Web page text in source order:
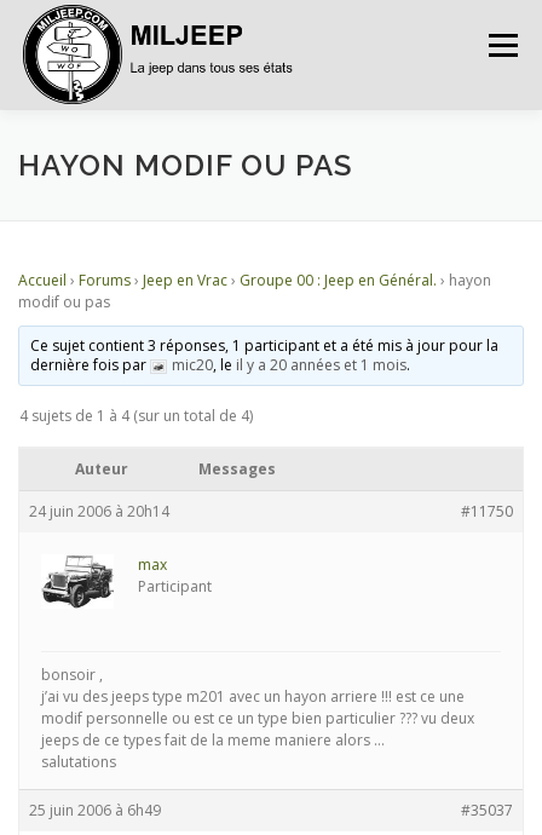
Menu
ACCUEIL ARTICLES PETITES ANNONCES
DOCUMENTATIONS FORUMS S’INSCRIRE
CONNEXION
HAYON MODIF OU PAS
Accueil › Forums› Jeep en Vrac› Groupe 00 : Jeep en Général. › hayon
modif ou pas
Ce sujet contient 3 réponses, 1 participant et a été mis à jour pour la
dernière fois par
mic20, le il y a 20 années et 1 mois.
4 sujets de 1 à 4 (sur un total de 4)
Auteur Messages
24 juin 2006 à 20h14 #11750
max
Participant
bonsoir ,
j’ai vu des jeeps type m201 avec un hayon arriere !!! est ce une
modif personnelle ou est ce un type bien particulier ??? vu deux
jeeps de ce types fait de la meme maniere alors …
salutations
25 juin 2006 à 6h49 #35037